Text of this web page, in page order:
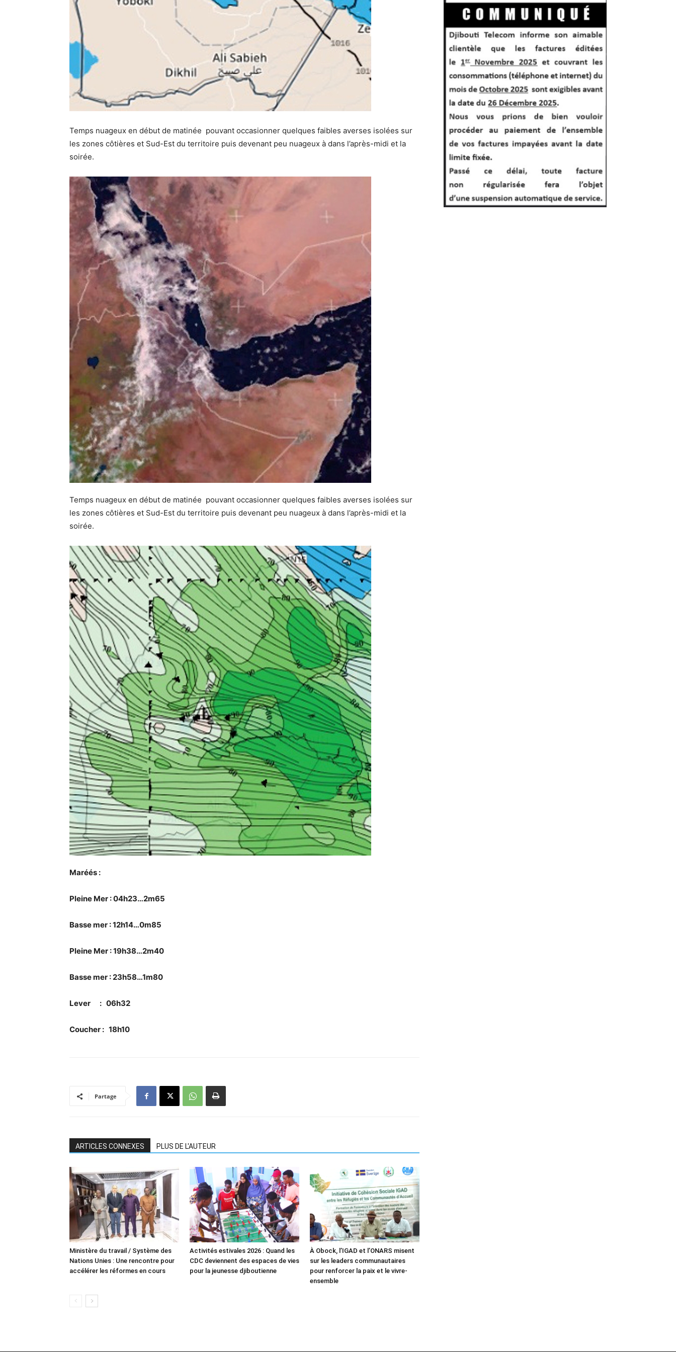
Temps nuageux en début de matinée pouvant occasionner quelques faibles averses isolées sur
les zones côtières et Sud-Est du territoire puis devenant peu nuageux à dans l’après-midi et la
soirée.
Temps nuageux en début de matinée pouvant occasionner quelques faibles averses isolées sur
les zones côtières et Sud-Est du territoire puis devenant peu nuageux à dans l’après-midi et la
soirée.
Maréés :
Pleine Mer : 04h23…2m65
Basse mer : 12h14…0m85
Pleine Mer : 19h38…2m40
Basse mer : 23h58…1m80
Lever : 06h32
Coucher : 18h10
Partage
ARTICLES CONNEXES PLUS DE L'AUTEUR
Ministère du travail / Système des
Nations Unies : Une rencontre pour
accélérer les réformes en cours
Activités estivales 2026 : Quand les
CDC deviennent des espaces de vies
pour la jeunesse djiboutienne
À Obock, l’IGAD et l’ONARS misent
sur les leaders communautaires
pour renforcer la paix et le vivre-
ensemble